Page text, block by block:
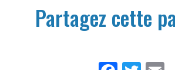
Partagez cette